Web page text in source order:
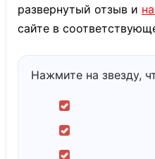
развернутый отзыв и
сайте в
Нажмите на звезду,